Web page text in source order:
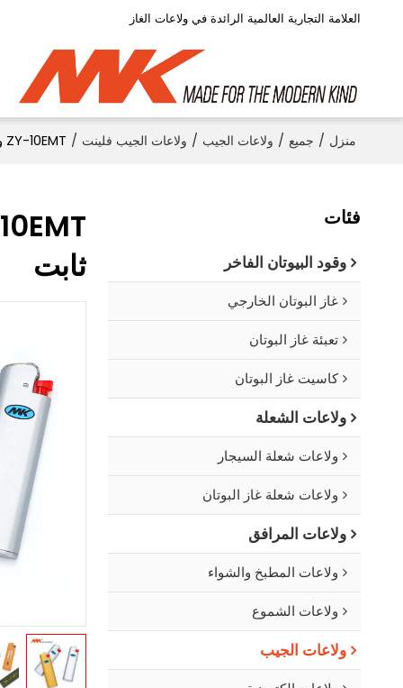
العلامة التجارية العالمية الرائدة في ولاعات الغاز
منزل / جميع / ولاعات الجيب / ولاعات الجيب فلينت / ZY-10EMT ولاعة الصوان المعدنية، مواد مضادة للانفجار مع صمام لهب ثابت
ثابت
فئات
وقود البيوتان الفاخر
غاز البوتان الخارجي
تعبئة غاز البوتان
كاسيت غاز البوتان
ولاعات الشعلة
ولاعات شعلة السيجار
ولاعات شعلة غاز البوتان
ولاعات المرافق
ولاعات المطبخ والشواء
ولاعات الشموع
ولاعات الجيب